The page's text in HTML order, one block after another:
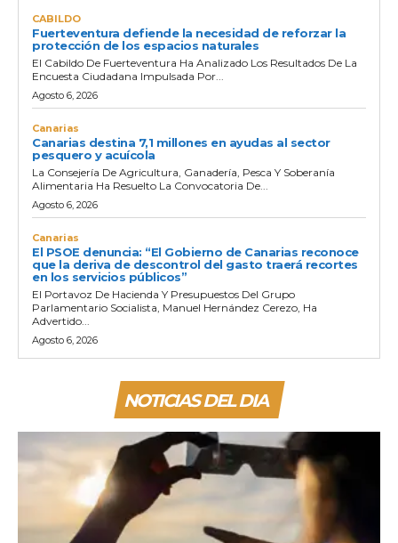
CABILDO
Fuerteventura defiende la necesidad de reforzar la
protección de los espacios naturales
El Cabildo De Fuerteventura Ha Analizado Los Resultados De La
Encuesta Ciudadana Impulsada Por...
Agosto 6, 2026
Canarias
Canarias destina 7,1 millones en ayudas al sector
pesquero y acuícola
La Consejería De Agricultura, Ganadería, Pesca Y Soberanía
Alimentaria Ha Resuelto La Convocatoria De...
Agosto 6, 2026
Canarias
El PSOE denuncia: “El Gobierno de Canarias reconoce
que la deriva de descontrol del gasto traerá recortes
en los servicios públicos”
El Portavoz De Hacienda Y Presupuestos Del Grupo
Parlamentario Socialista, Manuel Hernández Cerezo, Ha
Advertido...
Agosto 6, 2026
NOTICIAS DEL DIA